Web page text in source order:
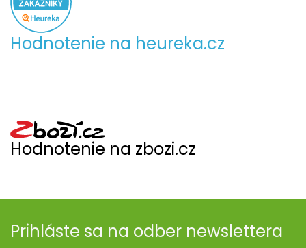
Hodnotenie na heureka.cz
Hodnotenie na zbozi.cz
Prihláste sa na odber newslettera